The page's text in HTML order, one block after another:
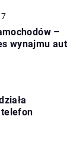
–
wynajmu aut